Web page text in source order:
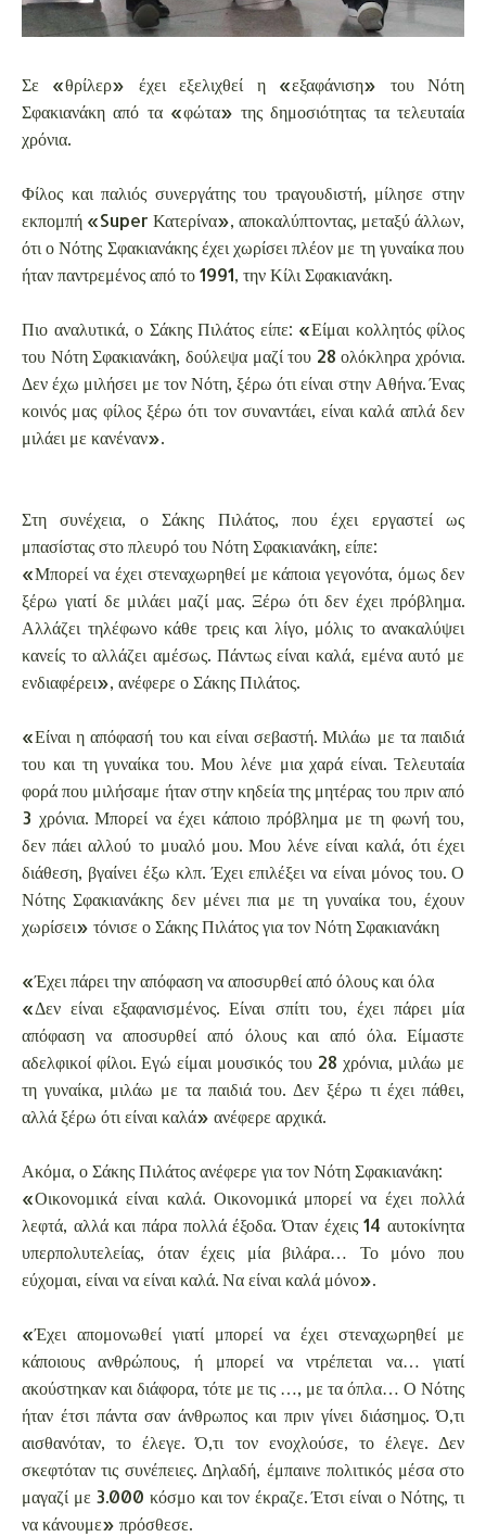
Σε «θρίλερ» έχει εξελιχθεί η «εξαφάνιση» του Νότη
Σφακιανάκη από τα «φώτα» της δημοσιότητας τα τελευταία
χρόνια.
Φίλος και παλιός συνεργάτης του τραγουδιστή, μίλησε στην
εκπομπή «Super Κατερίνα», αποκαλύπτοντας, μεταξύ άλλων,
ότι ο Νότης Σφακιανάκης έχει χωρίσει πλέον με τη γυναίκα που
ήταν παντρεμένος από το 1991, την Κίλι Σφακιανάκη.
Πιο αναλυτικά, ο Σάκης Πιλάτος είπε: «Είμαι κολλητός φίλος
του Νότη Σφακιανάκη, δούλεψα μαζί του 28 ολόκληρα χρόνια.
Δεν έχω μιλήσει με τον Νότη, ξέρω ότι είναι στην Αθήνα. Ένας
κοινός μας φίλος ξέρω ότι τον συναντάει, είναι καλά απλά δεν
μιλάει με κανέναν».
Στη συνέχεια, ο Σάκης Πιλάτος, που έχει εργαστεί ως
μπασίστας στο πλευρό του Νότη Σφακιανάκη, είπε:
«Μπορεί να έχει στεναχωρηθεί με κάποια γεγονότα, όμως δεν
ξέρω γιατί δε μιλάει μαζί μας. Ξέρω ότι δεν έχει πρόβλημα.
Αλλάζει τηλέφωνο κάθε τρεις και λίγο, μόλις το ανακαλύψει
κανείς το αλλάζει αμέσως. Πάντως είναι καλά, εμένα αυτό με
ενδιαφέρει», ανέφερε ο Σάκης Πιλάτος.
«Είναι η απόφασή του και είναι σεβαστή. Μιλάω με τα παιδιά
του και τη γυναίκα του. Μου λένε μια χαρά είναι. Τελευταία
φορά που μιλήσαμε ήταν στην κηδεία της μητέρας του πριν από
3 χρόνια. Μπορεί να έχει κάποιο πρόβλημα με τη φωνή του,
δεν πάει αλλού το μυαλό μου. Μου λένε είναι καλά, ότι έχει
διάθεση, βγαίνει έξω κλπ. Έχει επιλέξει να είναι μόνος του. Ο
Νότης Σφακιανάκης δεν μένει πια με τη γυναίκα του, έχουν
χωρίσει» τόνισε ο Σάκης Πιλάτος για τον Νότη Σφακιανάκη
«Έχει πάρει την απόφαση να αποσυρθεί από όλους και όλα
«Δεν είναι εξαφανισμένος. Είναι σπίτι του, έχει πάρει μία
απόφαση να αποσυρθεί από όλους και από όλα. Είμαστε
αδελφικοί φίλοι. Εγώ είμαι μουσικός του 28 χρόνια, μιλάω με
τη γυναίκα, μιλάω με τα παιδιά του. Δεν ξέρω τι έχει πάθει,
αλλά ξέρω ότι είναι καλά» ανέφερε αρχικά.
Ακόμα, ο Σάκης Πιλάτος ανέφερε για τον Νότη Σφακιανάκη:
«Οικονομικά είναι καλά. Οικονομικά μπορεί να έχει πολλά
λεφτά, αλλά και πάρα πολλά έξοδα. Όταν έχεις 14 αυτοκίνητα
υπερπολυτελείας, όταν έχεις μία βιλάρα… Το μόνο που
εύχομαι, είναι να είναι καλά. Να είναι καλά μόνο».
«Έχει απομονωθεί γιατί μπορεί να έχει στεναχωρηθεί με
κάποιους ανθρώπους, ή μπορεί να ντρέπεται να… γιατί
ακούστηκαν και διάφορα, τότε με τις …, με τα όπλα… Ο Νότης
ήταν έτσι πάντα σαν άνθρωπος και πριν γίνει διάσημος. Ό,τι
αισθανόταν, το έλεγε. Ό,τι τον ενοχλούσε, το έλεγε. Δεν
σκεφτόταν τις συνέπειες. Δηλαδή, έμπαινε πολιτικός μέσα στο
μαγαζί με 3.000 κόσμο και τον έκραζε. Έτσι είναι ο Νότης, τι
να κάνουμε» πρόσθεσε.